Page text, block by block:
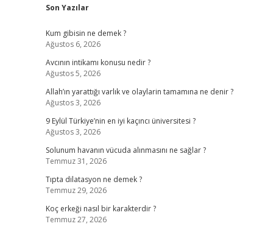
Sidebar
Son Yazılar
Kum gibisin ne demek ?
Ağustos 6, 2026
Avcının intikamı konusu nedir ?
Ağustos 5, 2026
Allah’ın yarattığı varlık ve olaylarin tamamına ne denir ?
Ağustos 3, 2026
9 Eylül Türkiye’nin en iyi kaçıncı üniversitesi ?
Ağustos 3, 2026
Solunum havanın vücuda alınmasını ne sağlar ?
Temmuz 31, 2026
Tıpta dilatasyon ne demek ?
Temmuz 29, 2026
Koç erkeği nasıl bir karakterdir ?
Temmuz 27, 2026